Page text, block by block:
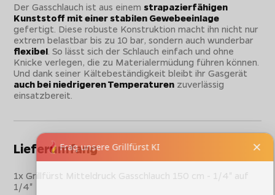
Der Gasschlauch ist aus einem strapazierfähigen
Kunststoff mit einer stabilen Gewebeeinlage
gefertigt. Diese robuste Konstruktion macht ihn nicht nur
extrem belastbar bis zu 10 bar, sondern auch wunderbar
flexibel. So lässt sich der Schlauch einfach und ohne
Knicke verlegen, die zu Materialermüdung führen können.
Und dank seiner Kältebeständigkeit bleibt ihr Gasgerät
auch bei niedrigeren Temperaturen zuverlässig
einsatzbereit.
Lieferumfang
1x Grillfürst Mitteldruck Gasschlauch 150 cm - 1/4" auf
1/4"